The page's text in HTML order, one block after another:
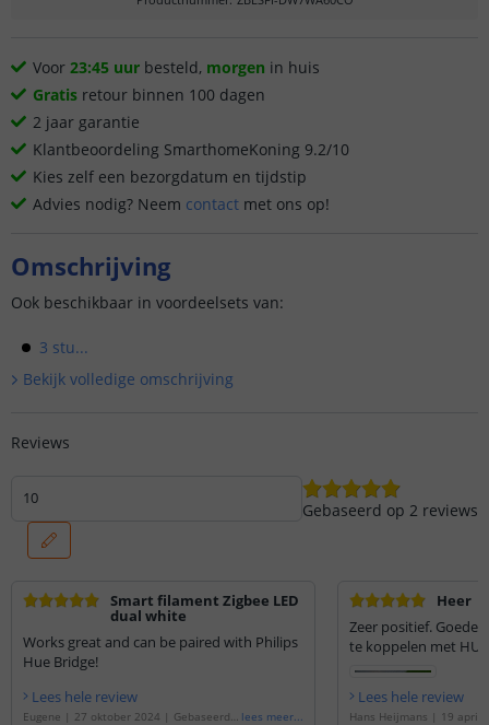
Voor 23:45 uur besteld, morgen in huis
Gratis retour binnen 100 dagen
2 jaar garantie
Klantbeoordeling SmarthomeKoning 9.2/10
Kies zelf een bezorgdatum en tijdstip
Advies nodig? Neem contact met ons op!
Omschrijving
Ook beschikbaar in voordeelsets van:
3 stu...
Bekijk volledige omschrijving
Reviews
10
Gebaseerd op 2 reviews
Smart filament Zigbee LED
dual white
Works great and can be paired with Philips
Hue Bridge!
Lees hele review
Eugene | 27 oktober 2024 | Gebaseerd o
lees meer...
Heer
Zeer positief. Goede
te koppelen met
Lees hele review
Hans Heijmans | 19 april